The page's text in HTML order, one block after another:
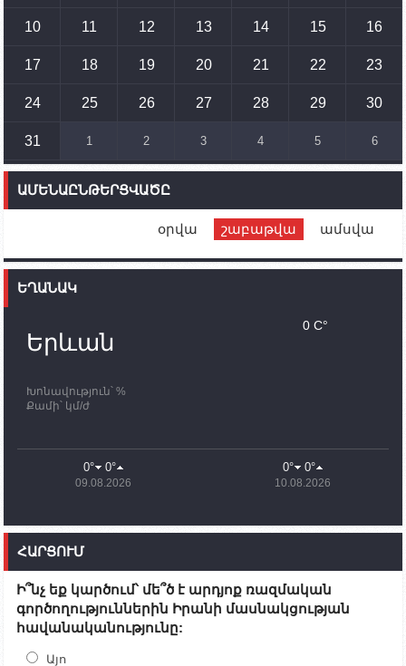
սպառնալիքները կասեցնելու համար. իսպանացի
պատգամավորը Գորիսում է
14:54 02.10.2023
տեղակայված հայկական դիրքերի անձնակազմի
ունեն. կիպրոսցի խորհրդարանականը՝ Ալեն
Ֆրանսիայի ԱԳ նախարարը կայցելի Հայաստան
պատասխանատուներ կմնան ԼՂ-ում՝ մինչև
որոնողափրկարարական աշխատանքների
11:03
ՄԱԿ-ի առաքելությունը շատ, շատ, շատ օգտակար
Ադրբեջանի փոխվարչապետն այսօր կմեկնի
Ստեփանակերտ
10:07 02.10.2023
09:38 02.10.2023
Խումբն Արցախում կմնա` մինչև զոհվածների
աճյունների ու անհետ կորածների
10 11 12 13 14 15 16
17 18 19 20 21 22 23
24 25 26 27 28 29 30
31 1 2 3 4 5 6
ԱՄԵՆԱԸՆԹԵՐՑՎԱԾԸ
օրվա շաբաթվա ամսվա
ԵՂԱՆԱԿ
Երևան
Խոնավություն՝ %
Քամի՝ կմ/ժ
0 C°
0° 0°
09.08.2026
0° 0°
10.08.2026
ՀԱՐՑՈՒՄ
Ի՞նչ եք կարծում՝ մե՞ծ է արդյոք ռազմական
գործողություններին Իրանի մասնակցության
հավանականությունը:
Այո